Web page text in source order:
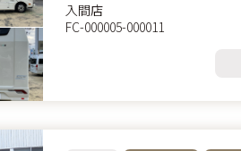
入間店
FC-000005-000011